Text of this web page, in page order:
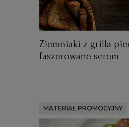
Ziemniaki z grilla
faszerowane serem
MATERIAŁ PROMOCYJNY